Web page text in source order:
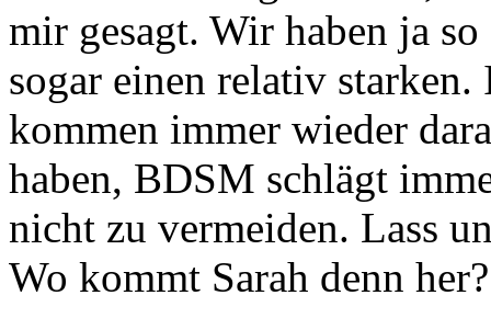
mir gesagt. Wir haben ja
sogar einen relativ starken.
kommen immer wieder
haben, BDSM schlägt
nicht zu vermeiden. Lass
Wo kommt Sarah denn her?